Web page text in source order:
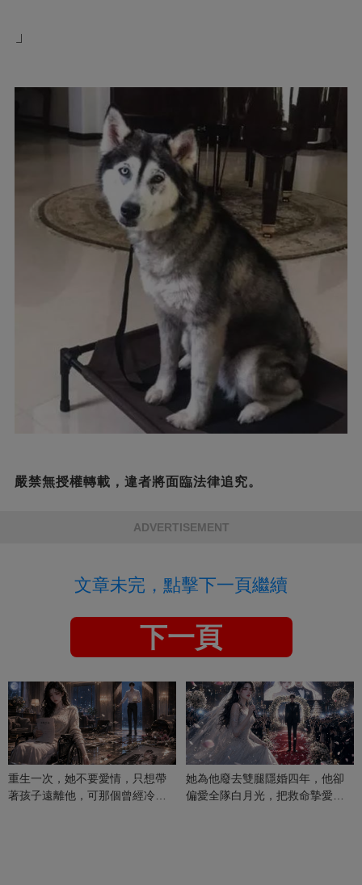
」
嚴禁無授權轉載，違者將面臨法律追究。
ADVERTISEMENT
文章未完，點擊下一頁繼續
下一頁
重生一次，她不要愛情，只想帶
著孩子遠離他，可那個曾經冷漠
她為他廢去雙腿隱婚四年，他卻
偏愛全隊白月光，把救命摯愛當